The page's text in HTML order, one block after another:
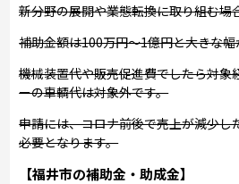
新分野の展開や業態転換に取り組む場
補助金額は100万円～1億円と大きな
機械装置代や販売促進費でしたら対象
ーの車輌代は対象外です。
申請には、コロナ前後で売上が減少し
必要となります。
【福井市の補助金・助成金】